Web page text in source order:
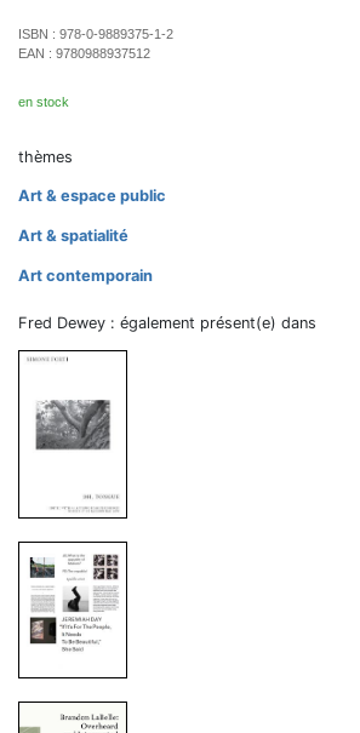
ISBN : 978-0-9889375-1-2
EAN : 9780988937512
en stock
thèmes
Art & espace public
Art & spatialité
Art contemporain
Fred Dewey : également présent(e) dans